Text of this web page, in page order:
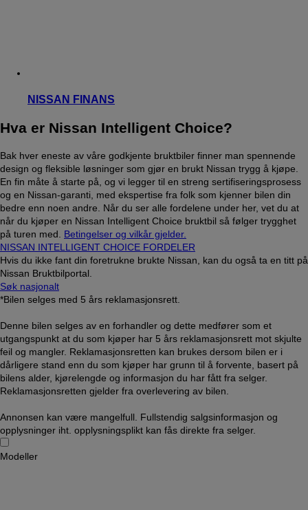
NISSAN FINANS
Hva er Nissan Intelligent Choice?
Bak hver eneste av våre godkjente bruktbiler finner man spennende
design og fleksible løsninger som gjør en brukt Nissan trygg å kjøpe.
En fin måte å starte på, og vi legger til en streng sertifiseringsprosess
og en Nissan-garanti, med ekspertise fra folk som kjenner bilen din
bedre enn noen andre. Når du ser alle fordelene under her, vet du at
når du kjøper en Nissan Intelligent Choice bruktbil så følger trygghet
på turen med. Betingelser og vilkår gjelder.
NISSAN INTELLIGENT CHOICE FORDELER
Hvis du ikke fant din foretrukne brukte Nissan, kan du også ta en titt på
Nissan Bruktbilportal.
Søk nasjonalt
*Bilen selges med 5 års reklamasjonsrett.
Denne bilen selges av en forhandler og dette medfører som et
utgangspunkt at du som kjøper har 5 års reklamasjonsrett mot skjulte
feil og mangler. Reklamasjonsretten kan brukes dersom bilen er i
dårligere stand enn du som kjøper har grunn til å forvente, basert på
bilens alder, kjørelengde og informasjon du har fått fra selger.
Reklamasjonsretten gjelder fra overlevering av bilen.
Annonsen kan være mangelfull. Fullstendig salgsinformasjon og
opplysninger iht. opplysningsplikt kan fås direkte fra selger.
Modeller